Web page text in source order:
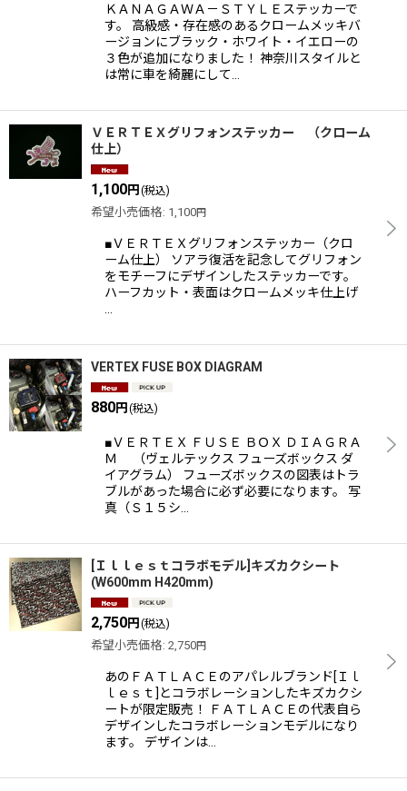
ＫＡＮＡＧＡＷＡ－ＳＴＹＬＥステッカーで
す。 高級感・存在感のあるクロームメッキバ
ージョンにブラック・ホワイト・イエローの
３色が追加になりました！ 神奈川スタイルと
は常に車を綺麗にして…
ＶＥＲＴＥＸグリフォンステッカー （クローム
仕上）
1,100円 (税込)
希望小売価格: 1,100円
■ＶＥＲＴＥＸグリフォンステッカー（クロ
ーム仕上） ソアラ復活を記念してグリフォン
をモチーフにデザインしたステッカーです。
ハーフカット・表面はクロームメッキ仕上げ
VERTEX FUSE BOX DIAGRAM
880円 (税込)
■ＶＥＲＴＥＸ ＦＵＳＥ ＢＯＸ ＤＩＡＧＲＡ
Ｍ （ヴェルテックス フューズボックス ダ
イアグラム） フューズボックスの図表はトラ
ブルがあった場合に必ず必要になります。 写
真（Ｓ１５シ…
[Ｉｌｌｅｓｔコラボモデル]キズカクシート
(W600mm H420mm)
2,750円 (税込)
希望小売価格: 2,750円
あのＦＡＴＬＡＣＥのアパレルブランド[Ｉｌ
ｌｅｓｔ]とコラボレーションしたキズカクシ
ートが限定販売！ ＦＡＴＬＡＣＥの代表自ら
デザインしたコラボレーションモデルになり
ます。 デザインは…